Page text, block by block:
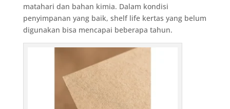
matahari dan bahan kimia. Dalam kondisi
penyimpanan yang baik, shelf life kertas yang belum
digunakan bisa mencapai beberapa tahun.